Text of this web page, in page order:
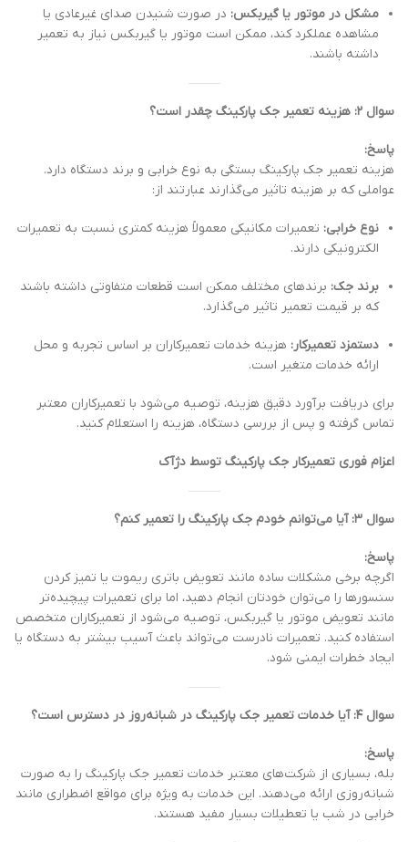
مشکل در موتور یا گیربکس: در صورت شنیدن صدای غیرعادی یا
مشاهده عملکرد کند، ممکن است موتور یا گیربکس نیاز به تعمیر
داشته باشند.
سوال ۲: هزینه تعمیر جک پارکینگ چقدر است؟
پاسخ:
هزینه تعمیر جک پارکینگ بستگی به نوع خرابی و برند دستگاه دارد.
عواملی که بر هزینه تاثیر می‌گذارند عبارتند از:
نوع خرابی: تعمیرات مکانیکی معمولاً هزینه کمتری نسبت به تعمیرات
الکترونیکی دارند.
برند جک: برندهای مختلف ممکن است قطعات متفاوتی داشته باشند
که بر قیمت تعمیر تاثیر می‌گذارد.
دستمزد تعمیرکار: هزینه خدمات تعمیرکاران بر اساس تجربه و محل
ارائه خدمات متغیر است.
برای دریافت برآورد دقیق هزینه، توصیه می‌شود با تعمیرکاران معتبر
تماس گرفته و پس از بررسی دستگاه، هزینه را استعلام کنید.
اعزام فوری تعمیرکار جک پارکینگ توسط دژآک
سوال ۳: آیا می‌توانم خودم جک پارکینگ را تعمیر کنم؟
پاسخ:
اگرچه برخی مشکلات ساده مانند تعویض باتری ریموت یا تمیز کردن
سنسورها را می‌توان خودتان انجام دهید، اما برای تعمیرات پیچیده‌تر
مانند تعویض موتور یا گیربکس، توصیه می‌شود از تعمیرکاران متخصص
استفاده کنید. تعمیرات نادرست می‌تواند باعث آسیب بیشتر به دستگاه یا
ایجاد خطرات ایمنی شود.
سوال ۴: آیا خدمات تعمیر جک پارکینگ در شبانه‌روز در دسترس است؟
پاسخ:
بله، بسیاری از شرکت‌های معتبر خدمات تعمیر جک پارکینگ را به صورت
شبانه‌روزی ارائه می‌دهند. این خدمات به ویژه برای مواقع اضطراری مانند
خرابی در شب یا تعطیلات بسیار مفید هستند.